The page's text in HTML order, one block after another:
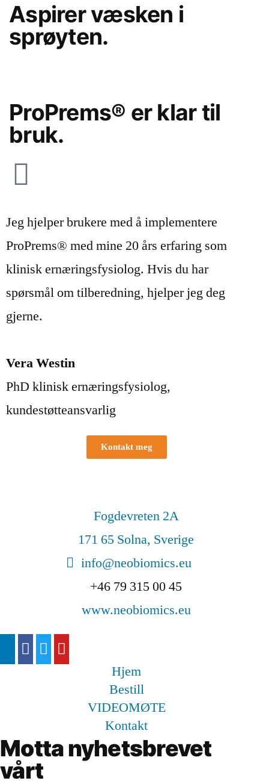
Aspirer væsken i
sprøyten.
ProPrems® er klar til
bruk.
Jeg hjelper brukere med å implementere
ProPrems® med mine 20 års erfaring som
klinisk ernæringsfysiolog. Hvis du har
spørsmål om tilberedning, hjelper jeg deg
gjerne.
Vera Westin
PhD klinisk ernæringsfysiolog,
kundestøtteansvarlig
Kontakt meg
Fogdevreten 2A
171 65 Solna, Sverige
info@neobiomics.eu
+46 79 315 00 45
www.neobiomics.eu
Hjem
Bestill
VIDEOMØTE
Kontakt
Motta nyhetsbrevet
vårt